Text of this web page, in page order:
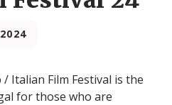
Italian Film Festival is the
for those who are